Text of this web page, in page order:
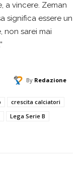
a vincere. Zeman
significa essere un
non sarei mai
By Redazione
crescita calciatori
Lega Serie B